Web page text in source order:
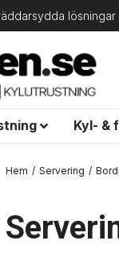
Kyl- &
Hem Servering